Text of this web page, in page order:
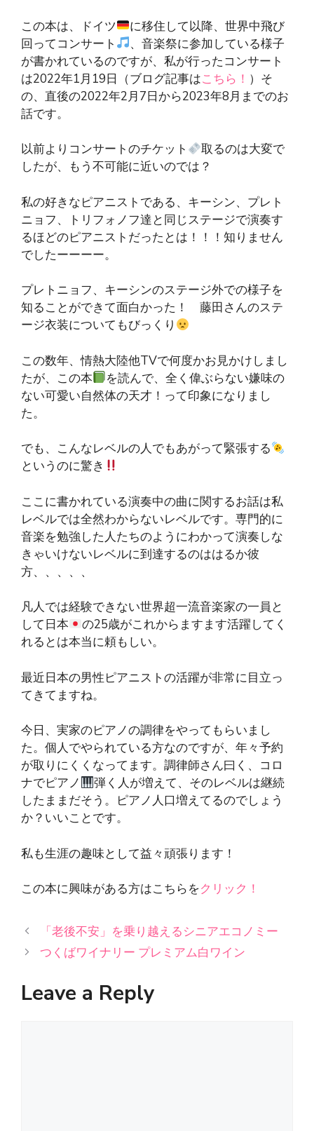
この本は、ドイツ
に移住して以降、世界中飛び
回ってコンサート
、音楽祭に参加している様子
が書かれているのですが、私が行ったコンサート
は2022年1月19日（ブログ記事はこちら！ ）そ
の、直後の2022年2月7日から2023年8月までのお
話です。
以前よりコンサートのチケット
取るのは大変で
したが、もう不可能に近いのでは？
私の好きなピアニストである、キーシン、プレト
ニョフ、トリフォノフ達と同じステージで演奏す
るほどのピアニストだったとは！！！知りません
でしたーーーー。
プレトニョフ、キーシンのステージ外での様子を
知ることができて面白かった！ 藤田さんのステ
ージ衣装についてもびっくり
この数年、情熱大陸他TVで何度かお見かけしまし
たが、この本
を読んで、全く偉ぶらない嫌味の
ない可愛い自然体の天才！って印象になりまし
た。
でも、こんなレベルの人でもあがって緊張する
というのに驚き
ここに書かれている演奏中の曲に関するお話は私
レベルでは全然わからないレベルです。専門的に
音楽を勉強した人たちのようにわかって演奏しな
きゃいけないレベルに到達するのははるか彼
方、、、、、
凡人では経験できない世界超一流音楽家の一員と
して日本
の25歳がこれからますます活躍してく
れるとは本当に頼もしい。
最近日本の男性ピアニストの活躍が非常に目立っ
てきてますね。
今日、実家のピアノの調律をやってもらいまし
た。個人でやられている方なのですが、年々予約
が取りにくくなってます。調律師さん曰く、コロ
ナでピアノ
弾く人が増えて、そのレベルは継続
したままだそう。ピアノ人口増えてるのでしょう
か？いいことです。
私も生涯の趣味として益々頑張ります！
この本に興味がある方はこちらをクリック！
「老後不安」を乗り越えるシニアエコノミー
つくばワイナリー プレミアム白ワイン
Leave a Reply